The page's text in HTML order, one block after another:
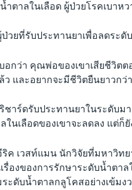
ำตาลในเลือด ผู้ป่วยโรคเบา
วยที่รับประทานยาเพื่อลดระ
กว่า คุณพ่อของเขาเสียชีวิตต
ว และอยากจะมีชีวิตยืนยาวกว่
าร์ดรับประทานยาในระดับม
ในเลือดของเขาจะลดลง แต่ก็
ค เวสท์แมน นักวิจัยที่มหาวิทย
รื่องของการรักษาระดับน้ำตาล
ะดับน้ำตาลกลูโคสอย่างเข้มง